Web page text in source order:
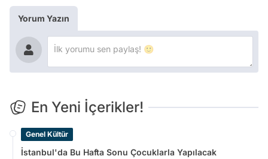
Yorum Yazın
En Yeni İçerikler!
Genel Kültür
İstanbul'da Bu Hafta Sonu Çocuklarla Yapılacak